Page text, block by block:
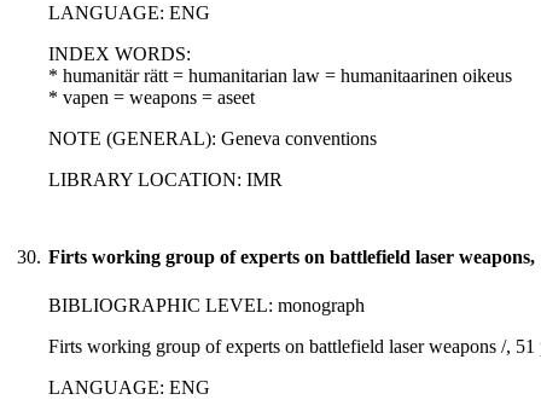
LANGUAGE: ENG
INDEX WORDS:
* humanitär rätt = humanitarian law = humanitaarinen oikeus
* vapen = weapons = aseet
NOTE (GENERAL): Geneva conventions
LIBRARY LOCATION: IMR
30. Firts working group of experts on battlefield laser weapons,
BIBLIOGRAPHIC LEVEL: monograph
Firts working group of experts on battlefield laser weapons /,
LANGUAGE: ENG